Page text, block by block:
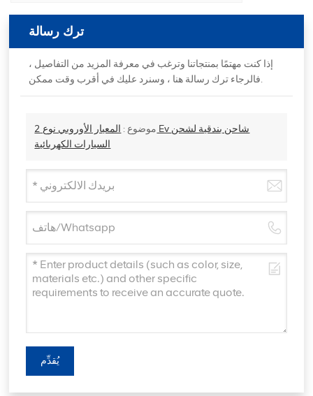
ترك رسالة
إذا كنت مهتمًا بمنتجاتنا وترغب في معرفة المزيد من التفاصيل ،
فالرجاء ترك رسالة هنا ، وسنرد عليك في أقرب وقت ممكن.
موضوع :
المعيار الأوروبي نوع 2 Ev شاحن بندقية لشحن
السيارات الكهربائية
يُقدِّم